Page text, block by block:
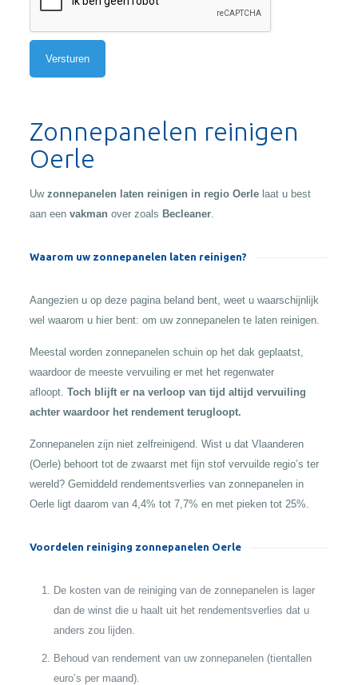
Zonnepanelen reinigen
Oerle
Uw zonnepanelen laten reinigen in regio Oerle laat u best
aan een vakman over zoals Becleaner.
Waarom uw zonnepanelen laten reinigen?
Aangezien u op deze pagina beland bent, weet u waarschijnlijk
wel waarom u hier bent: om uw zonnepanelen te laten reinigen.
Meestal worden zonnepanelen schuin op het dak geplaatst,
waardoor de meeste vervuiling er met het regenwater
afloopt. Toch blijft er na verloop van tijd altijd vervuiling
achter waardoor het rendement terugloopt.
Zonnepanelen zijn niet zelfreinigend. Wist u dat Vlaanderen
(Oerle) behoort tot de zwaarst met fijn stof vervuilde regio’s ter
wereld? Gemiddeld rendementsverlies van zonnepanelen in
Oerle ligt daarom van 4,4% tot 7,7% en met pieken tot 25%.
Voordelen reiniging zonnepanelen Oerle
De kosten van de reiniging van de zonnepanelen is lager
dan de winst die u haalt uit het rendementsverlies dat u
anders zou lijden.
Behoud van rendement van uw zonnepanelen (tientallen
euro’s per maand).